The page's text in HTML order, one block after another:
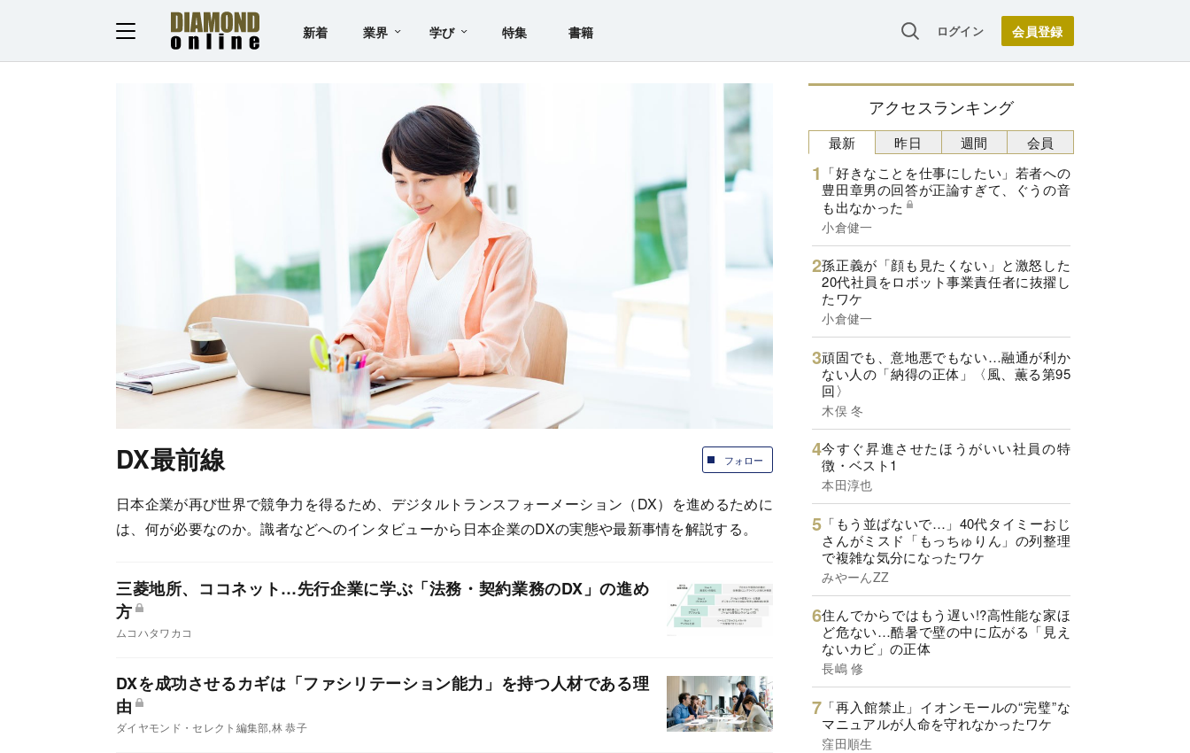
新着 業界 学び 特集 書籍 ログイン
フォロー
DX最前線
日本企業が再び世界で競争力を得るため、デジタルトランスフォーメーション（DX）を進めるために
は、何が必要なのか。識者などへのインタビューから日本企業のDXの実態や最新事情を解説する。
三菱地所、ココネット…先行企業に学ぶ「法務・契約業務のDX」の進め
方
ムコハタワカコ
DXを成功させるカギは「ファシリテーション能力」を持つ人材である理
由
ダイヤモンド・セレクト編集部,林 恭子
アクセスランキング
最新
「好きなことを仕事にしたい」若者への
豊田章男の回答が正論すぎて、ぐうの音
も出なかった
小倉健一
孫正義が「顔も見たくない」と激怒した
20代社員をロボット事業責任者に抜擢し
たワケ
小倉健一
頑固でも、意地悪でもない…融通が利か
ない人の「納得の正体」〈風、薫る第95
回〉
木俣 冬
今すぐ昇進させたほうがいい社員の特
徴・ベスト1
本田淳也
「もう並ばないで…」40代タイミーおじ
さんがミスド「もっちゅりん」の列整理
で複雑な気分になったワケ
みやーんZZ
住んでからではもう遅い!?高性能な家ほ
ど危ない…酷暑で壁の中に広がる「見え
ないカビ」の正体
長嶋 修
「再入館禁止」イオンモールの“完璧”な
マニュアルが人命を守れなかったワケ
窪田順生
昨日 週間 会員